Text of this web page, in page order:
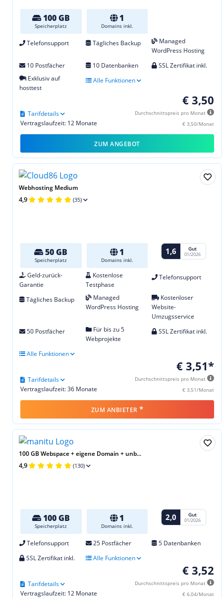
100 GB
Speicherplatz
1
Domains inkl.
Telefonsupport Tägliches Backup
Managed
WordPress Hosting
10 Postfächer
10 Datenbanken
SSL Zertifikat inkl.
Exklusiv auf
hosttest
Alle Funktionen
€ 3,50
Durchschnittspreis pro Monat
€ 3,50/Monat
Vertragslaufzeit: 12 Monate
Tarifdetails
ZUM ANGEBOT
Webhosting Medium
4,9 (35)
50 GB
Speicherplatz
1
Domains inkl.
1,6 Gut
01/2026
Geld-zurück-
Garantie
Kostenlose
Testphase
Telefonsupport
Tägliches Backup
Managed
WordPress Hosting
Kostenloser
Website-
Umzugsservice
50 Postfächer
Für bis zu 5
Webprojekte
SSL Zertifikat inkl.
Alle Funktionen
€ 3,51*
Durchschnittspreis pro Monat
€ 3,51/Monat
Vertragslaufzeit: 36 Monate
Tarifdetails
ZUM ANBIETER *
100 GB Webspace + eigene Domain + unb...
4,9 (130)
100 GB
Speicherplatz
1
Domains inkl.
2,0 Gut
01/2026
Telefonsupport 25 Postfächer
5 Datenbanken
SSL Zertifikat inkl.
Alle Funktionen
€ 3,52
Durchschnittspreis pro Monat
€ 6,04/Monat
Vertragslaufzeit: 12 Monate
Tarifdetails